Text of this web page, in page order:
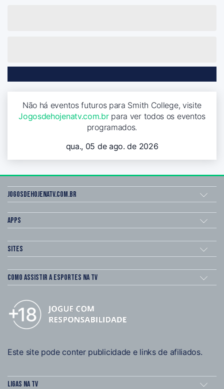
Não há eventos futuros para Smith College, visite
Jogosdehojenatv.com.brpara ver todos os eventos
programados.
qua., 05 de ago. de 2026
Jogosdehojenatv.com.br
Apps
Sites
Como assistir a esportes na TV
Este site pode conter publicidade e links de afiliados.
Ligas na TV